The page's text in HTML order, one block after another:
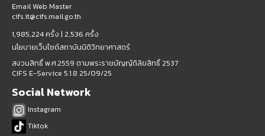
Email Web Master
cifs.it@cifs.mail.go.th
1,985,224 ครั้ง | 2,536 ครั้ง
นโยบายเว็บไซต์สถาบันนิติวิทยาศาสตร์
สงวนสิทธิ์ พ.ศ.2559 ตามพระราชบัญญัติลิขสิทธิ์ 2537
CIFS E-Service 5.1.8 25/09/25
Social Network
Instagram
Tiktok